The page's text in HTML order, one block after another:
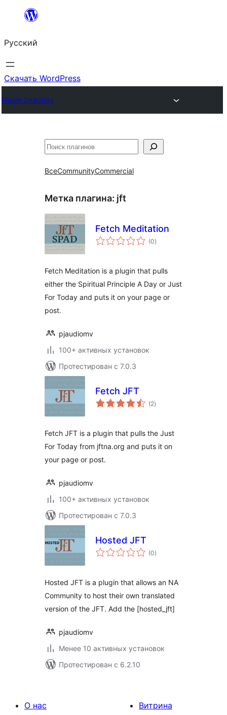
Перейти
содержимому
Русский
Скачать WordPress
Plugin Directory
Поиск
ВсеCommunityCommercial
Метка плагина: jft
Fetch Meditation
(0общий
рейтинг
)
Fetch Meditation is a plugin that pulls
either the Spiritual Principle A Day or Just
For Today and puts it on your page or
post.
pjaudiomv
100+ активных установок
Протестирован с 7.0.3
Fetch JFT
(2общий
рейтинг
)
Fetch JFT is a plugin that pulls the Just
For Today from jftna.org and puts it on
your page or post.
pjaudiomv
100+ активных установок
Протестирован с 7.0.3
Hosted JFT
(0общий
рейтинг
)
Hosted JFT is a plugin that allows an NA
Community to host their own translated
version of the JFT. Add the [hosted_jft]
pjaudiomv
Менее 10 активных установок
Протестирован с 6.2.10
О нас
Витрина